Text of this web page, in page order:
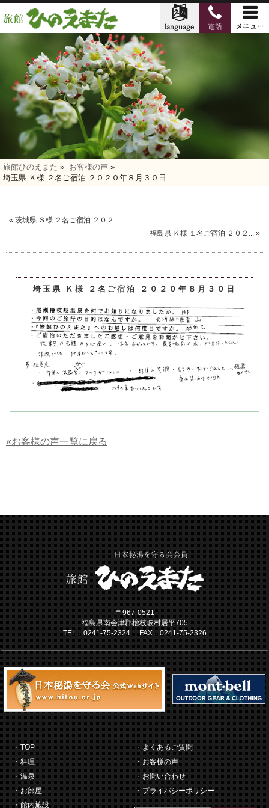
旅館ひのえまた » お客様の声 »
埼玉県 Ｋ様 ２名ご宿泊 ２０２０年８月３０日
« 茨城県 Ｓ様 ２名ご宿泊 ２０２...
福島県 Ｋ様 １名ご宿泊 ２０２... »
埼玉県 Ｋ様 ２名ご宿泊 ２０２０年８月３０日
«お客様の声一覧に戻る
〒967-0521
福島県南会津郡檜枝岐村居平705
TEL．0241-75-2324 FAX．0241-75-2326
TOP
料理
温泉
お部屋
館内施設
よくあるご質問
お客様の声
お問い合わせ
プライバシーポリシー